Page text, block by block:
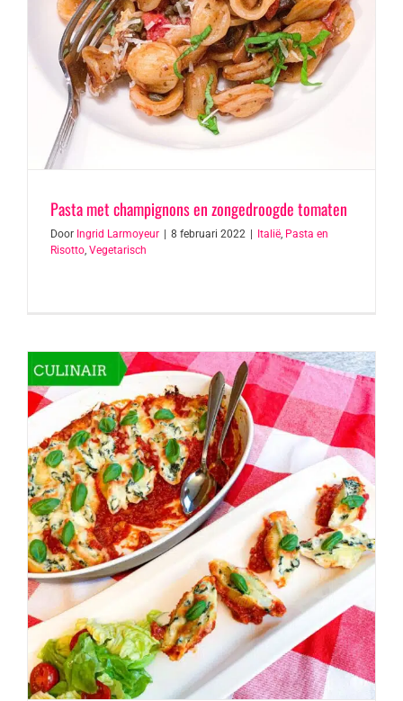
Pasta met champignons en zongedroogde tomaten
Door Ingrid Larmoyeur 8 februari 2022 Italië, Pasta en
Risotto, Vegetarisch